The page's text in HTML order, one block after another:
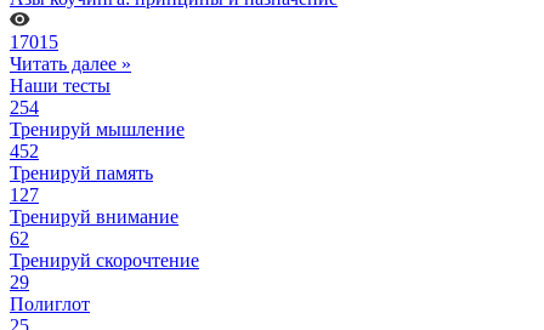
17015
Читать далее »
Наши тесты
254
Тренируй мышление
452
Тренируй память
127
Тренируй внимание
62
Тренируй скорочтение
29
Полиглот